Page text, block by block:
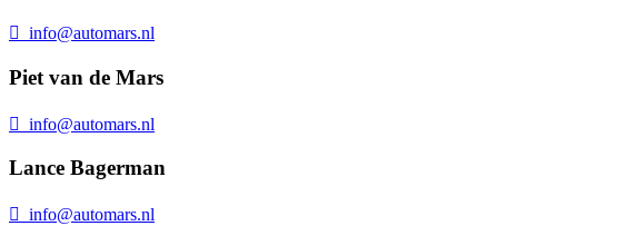
info@automars.nl
Piet van de Mars
info@automars.nl
Lance Bagerman
info@automars.nl